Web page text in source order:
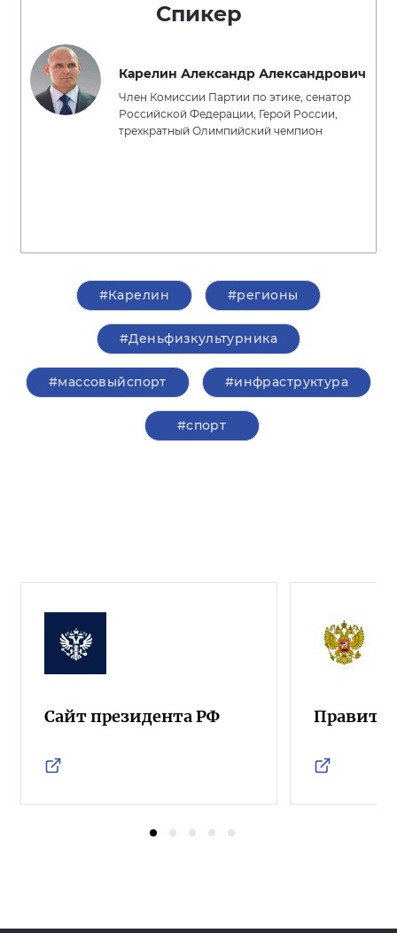
Спикер
Карелин Александр Александрович
Член Комиссии Партии по этике, сенатор
Российской Федерации, Герой России,
трехкратный Олимпийский чемпион
#Карелин #регионы
#Деньфизкультурника
#массовыйспорт #инфраструктура
#спорт
Сайт президента РФ